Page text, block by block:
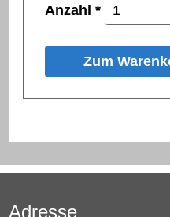
Anzahl*
Zum
Adresse